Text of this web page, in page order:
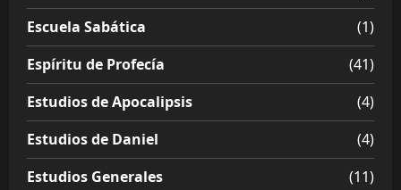
Escuela Sabática
(1)
Espíritu de Profecía
(41)
Estudios de Apocalipsis
(4)
Estudios de Daniel
(4)
Estudios Generales
(11)